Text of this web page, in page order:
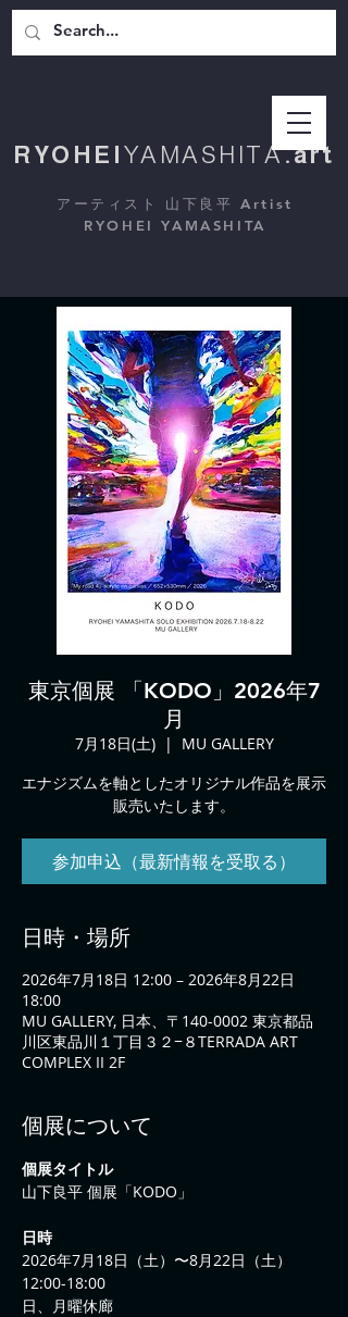
RYOHEI YAMASHITA.art
アーティスト 山下良平 Artist
RYOHEI YAMASHITA
東京個展 「KODO」2026年7
月
7月18日(土)
  |
MU GALLERY
エナジズムを軸としたオリジナル作品を展示
販売いたします。
参加申込（最新情報を受取る）
日時・場所
2026年7月18日 12:00 – 2026年8月22日
18:00
MU GALLERY, 日本、〒140-0002 東京都品
川区東品川１丁目３２−８TERRADA ART
COMPLEX II 2F
個展について
個展タイトル
山下良平 個展「KODO」
日時
2026年7月18日（土）〜8月22日（土）
12:00-18:00
日、月曜休廊